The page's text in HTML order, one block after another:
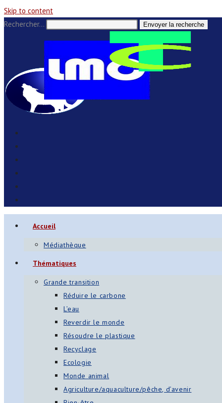
Skip to content
Rechercher…
Envoyer la recherche
Accueil
Médiathèque
Thématiques
Grande transition
Réduire le carbone
L’eau
Reverdir le monde
Résoudre le plastique
Recyclage
Ecologie
Monde animal
Agriculture/aquaculture/pêche, d’avenir